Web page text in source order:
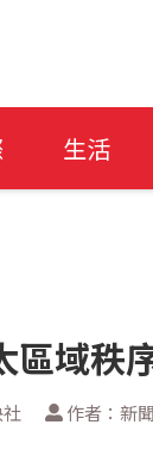
生活
域秩
作者：新